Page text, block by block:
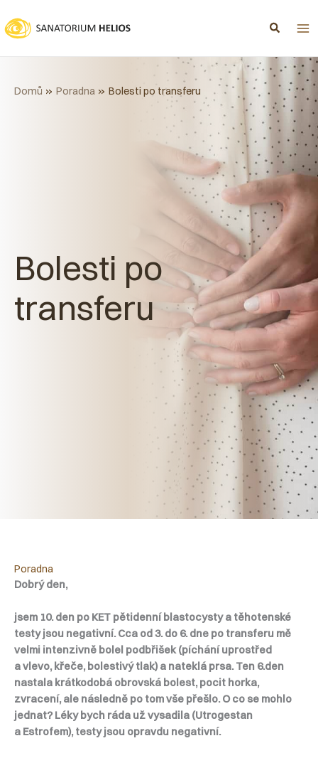
na
obsah
Bolesti po
transferu
Domů Poradna Bolesti po transferu
Poradna
Dobrý den,
jsem 10. den po KET pětidenní blastocysty a těhotenské
testy jsou negativní. Cca od 3. do 6. dne po transferu mě
velmi intenzivně bolel podbřišek (píchání uprostřed
a vlevo, křeče, bolestivý tlak) a nateklá prsa. Ten 6.den
nastala krátkodobá obrovská bolest, pocit horka,
zvracení, ale následně po tom vše přešlo. O co se mohlo
jednat? Léky bych ráda už vysadila (Utrogestan
a Estrofem), testy jsou opravdu negativní.